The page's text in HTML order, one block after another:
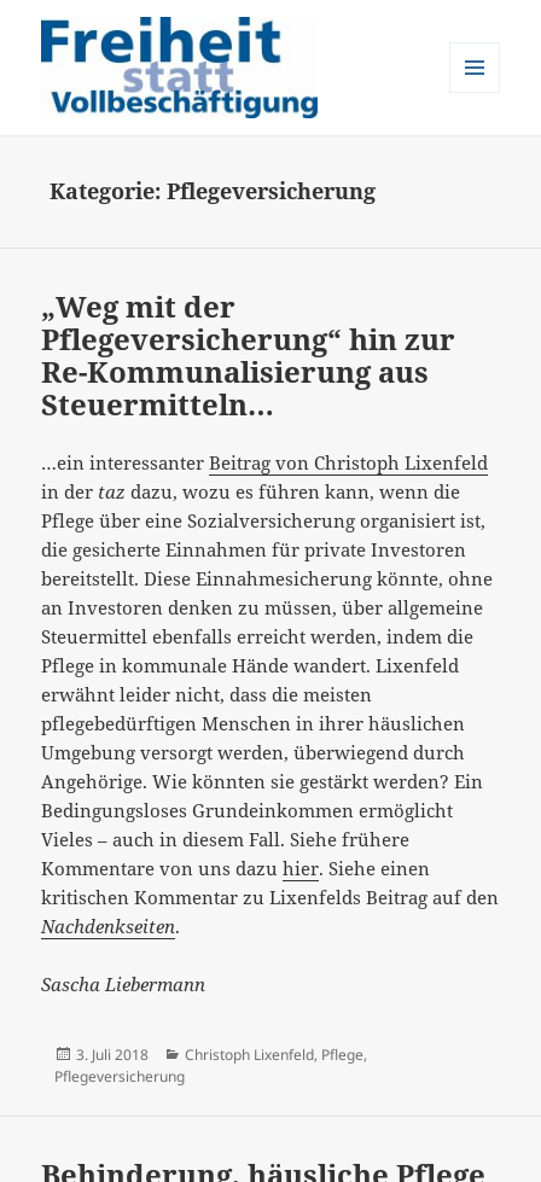
Kategorie:Pflegeversicherung
„Weg mit der
Pflegeversicherung“ hin zur
Re-Kommunalisierung aus
Steuermitteln…
…ein interessanterBeitrag von Christoph Lixenfeld
in der taz dazu, wozu es führen kann, wenn die
Pflege über eine Sozialversicherung organisiert ist,
die gesicherte Einnahmen für private Investoren
bereitstellt. Diese Einnahmesicherung könnte, ohne
an Investoren denken zu müssen, über allgemeine
Steuermittel ebenfalls erreicht werden, indem die
Pflege in kommunale Hände wandert. Lixenfeld
erwähnt leider nicht, dass die meisten
pflegebedürftigen Menschen in ihrer häuslichen
Umgebung versorgt werden, überwiegend durch
Angehörige. Wie könnten sie gestärkt werden? Ein
Bedingungsloses Grundeinkommen ermöglicht
Vieles – auch in diesem Fall. Siehe frühere
Kommentare von uns dazuhier. Siehe einen
kritischen Kommentar zu Lixenfelds Beitrag auf den
Nachdenkseiten.
Sascha Liebermann
Veröffentlicht
am
3. Juli 2018 Kategorien
Christoph Lixenfeld, Pflege,
Pflegeversicherung